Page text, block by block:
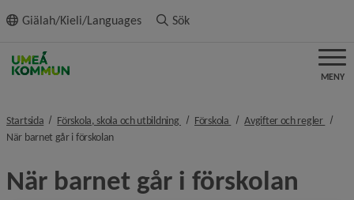
innehållet
Giälah/Kieli/Languages Sök
MENY
Startsida Förskola, skola och utbildning nivå i brödsmulenavigeringen
Förskola nivå i brödsmulenavigeringen
Avgifter och regler nivå i
När barnet går i förskolannivå i brödsmulenavigeringen
När barnet går i förskolan